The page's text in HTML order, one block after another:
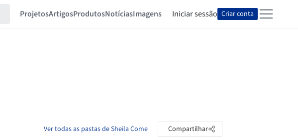
ProjetosArtigosProdutosNotíciasImagens Iniciar sessão Criar conta
Ver todas as pastas de Sheila Come Compartilhar